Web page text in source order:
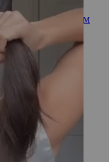
обладательницам